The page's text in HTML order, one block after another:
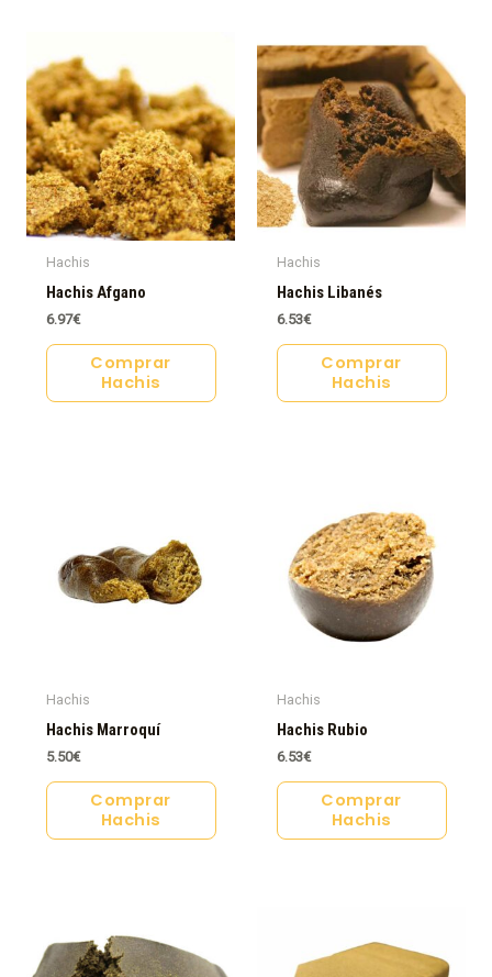
Hachis
Hachis Afgano
6.97€
Comprar
Hachis
Hachis
Hachis Libanés
6.53€
Comprar
Hachis
Hachis
Hachis Marroquí
5.50€
Comprar
Hachis
Hachis
Hachis Rubio
6.53€
Comprar
Hachis